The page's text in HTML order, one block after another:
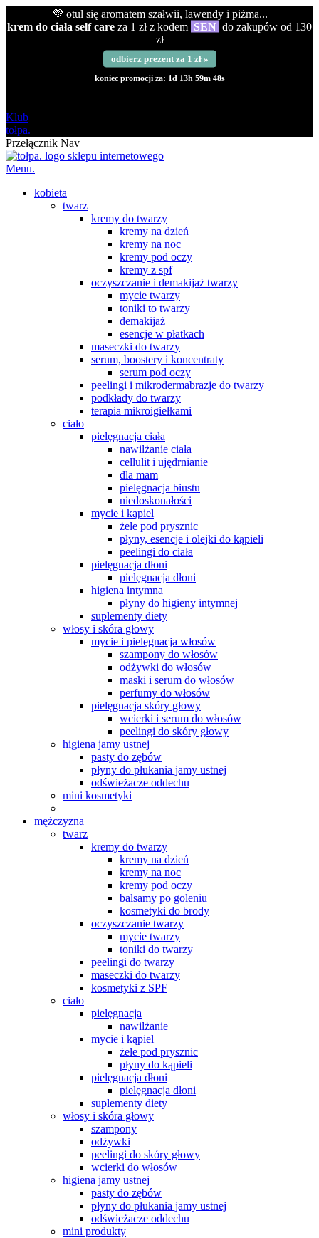
💜 otul się aromatem szałwii, lawendy i piżma...
krem do ciała self care za 1 zł z kodem SEN do zakupów od 130
zł
odbierz prezent za 1 zł »
koniec promocji za: 1d 13h 59m 47s
Klub
tołpa.
Przełącznik Nav
Menu.
kobieta
twarz
kremy do twarzy
kremy na dzień
kremy na noc
kremy pod oczy
kremy z spf
oczyszczanie i demakijaż twarzy
mycie twarzy
toniki to twarzy
demakijaż
esencje w płatkach
maseczki do twarzy
serum, boostery i koncentraty
serum pod oczy
peelingi i mikrodermabrazje do twarzy
podkłady do twarzy
terapia mikroigiełkami
ciało
pielęgnacja ciała
nawilżanie ciała
cellulit i ujędrnianie
dla mam
pielęgnacja biustu
niedoskonałości
mycie i kąpiel
żele pod prysznic
płyny, esencje i olejki do kąpieli
peelingi do ciała
pielęgnacja dłoni
pielęgnacja dłoni
higiena intymna
płyny do higieny intymnej
suplementy diety
włosy i skóra głowy
mycie i pielęgnacja włosów
szampony do włosów
odżywki do włosów
maski i serum do włosów
perfumy do włosów
pielęgnacja skóry głowy
wcierki i serum do włosów
peelingi do skóry głowy
higiena jamy ustnej
pasty do zębów
płyny do płukania jamy ustnej
odświeżacze oddechu
mini kosmetyki
mężczyzna
twarz
kremy do twarzy
kremy na dzień
kremy na noc
kremy pod oczy
balsamy po goleniu
kosmetyki do brody
oczyszczanie twarzy
mycie twarzy
toniki do twarzy
peelingi do twarzy
maseczki do twarzy
kosmetyki z SPF
ciało
pielęgnacja
nawilżanie
mycie i kąpiel
żele pod prysznic
płyny do kąpieli
pielęgnacja dłoni
pielęgnacja dłoni
suplementy diety
włosy i skóra głowy
szampony
odżywki
peelingi do skóry głowy
wcierki do włosów
higiena jamy ustnej
pasty do zębów
płyny do płukania jamy ustnej
odświeżacze oddechu
mini produkty